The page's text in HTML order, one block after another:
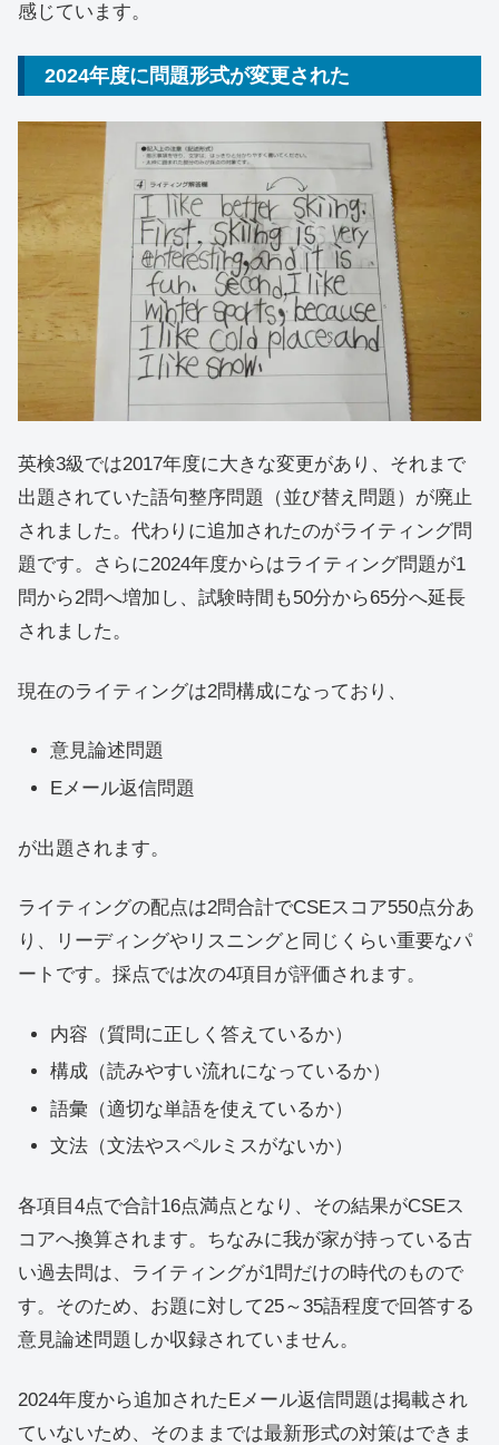
感じています。
2024年度に問題形式が変更された
英検3級では2017年度に大きな変更があり、それまで
出題されていた語句整序問題（並び替え問題）が廃止
されました。代わりに追加されたのがライティング問
題です。さらに2024年度からはライティング問題が1
問から2問へ増加し、試験時間も50分から65分へ延長
されました。
現在のライティングは2問構成になっており、
意見論述問題
Eメール返信問題
が出題されます。
ライティングの配点は2問合計でCSEスコア550点分あ
り、リーディングやリスニングと同じくらい重要なパ
ートです。採点では次の4項目が評価されます。
内容（質問に正しく答えているか）
構成（読みやすい流れになっているか）
語彙（適切な単語を使えているか）
文法（文法やスペルミスがないか）
各項目4点で合計16点満点となり、その結果がCSEス
コアへ換算されます。ちなみに我が家が持っている古
い過去問は、ライティングが1問だけの時代のもので
す。そのため、お題に対して25～35語程度で回答する
意見論述問題しか収録されていません。
2024年度から追加されたEメール返信問題は掲載され
ていないため、そのままでは最新形式の対策はできま